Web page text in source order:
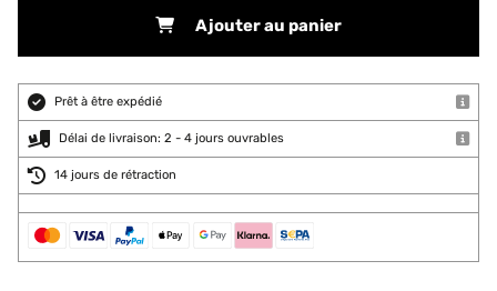
Ajouter au panier
Prêt à être expédié
Délai de livraison: 2 - 4 jours ouvrables
14 jours de rétraction